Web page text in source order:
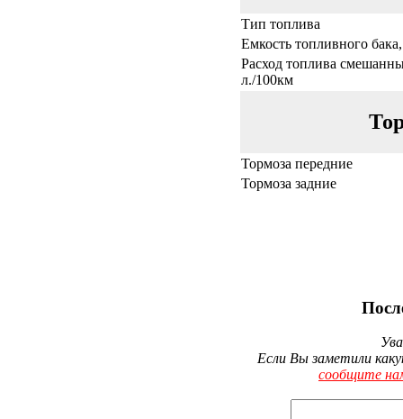
Тип топлива
Емкость топливного
Расход топлива
л./100км
Тормоза передние
Тормоза задние
Если Вы заметили
сообщите